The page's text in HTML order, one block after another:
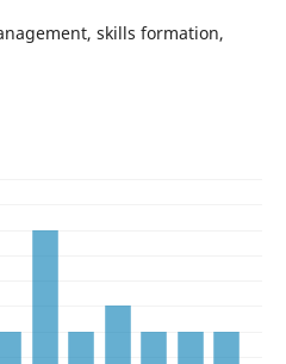
skills formation,